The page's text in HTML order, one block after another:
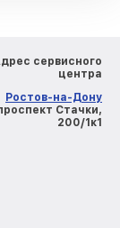
сервисного
центра
Ростов-на-Дону
Стачки,
200/1к1